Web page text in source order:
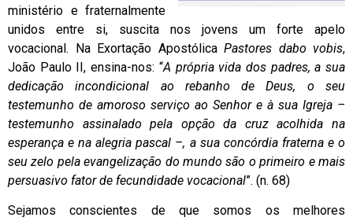
ministério e fraternalmente
unidos entre si, suscita nos jovens um forte apelo
vocacional. Na Exortação Apostólica Pastores dabo vobis,
João Paulo II, ensina-nos: “A própria vida dos padres, a sua
dedicação incondicional ao rebanho de Deus, o seu
testemunho de amoroso serviço ao Senhor e à sua Igreja –
testemunho assinalado pela opção da cruz acolhida na
esperança e na alegria pascal –, a sua concórdia fraterna e o
seu zelo pela evangelização do mundo são o primeiro e mais
persuasivo fator de fecundidade vocacional”. (n. 68)
Sejamos conscientes de que somos os melhores